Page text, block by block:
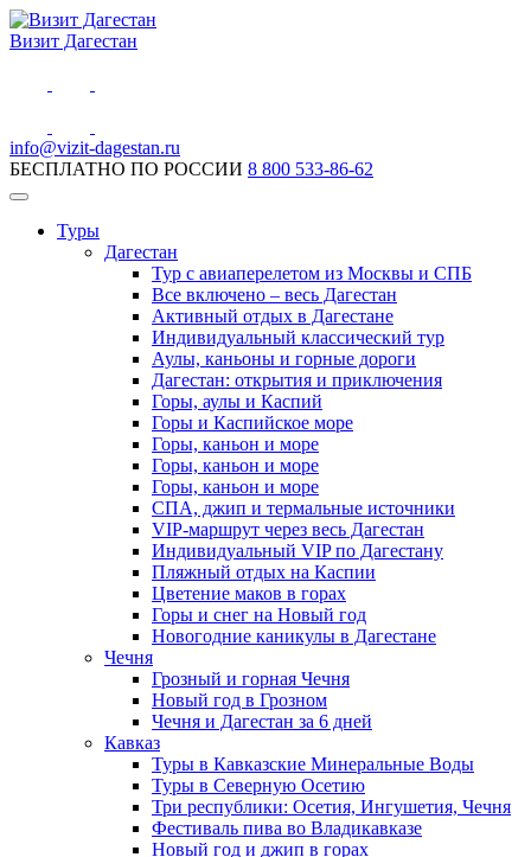
Визит Дагестан
info@vizit-dagestan.ru
БЕСПЛАТНО ПО РОССИИ 8 800 533-86-62
Туры
Дагестан
Тур с авиаперелетом из Москвы и СПБ
Все включено – весь Дагестан
Активный отдых в Дагестане
Индивидуальный классический тур
Аулы, каньоны и горные дороги
Дагестан: открытия и приключения
Горы, аулы и Каспий
Горы и Каспийское море
Горы, каньон и море
Горы, каньон и море
Горы, каньон и море
СПА, джип и термальные источники
VIP-маршрут через весь Дагестан
Индивидуальный VIP по Дагестану
Пляжный отдых на Каспии
Цветение маков в горах
Горы и снег на Новый год
Новогодние каникулы в Дагестане
Чечня
Грозный и горная Чечня
Новый год в Грозном
Чечня и Дагестан за 6 дней
Кавказ
Туры в Кавказские Минеральные Воды
Туры в Северную Осетию
Три республики: Осетия, Ингушетия, Чечня
Фестиваль пива во Владикавказе
Новый год и джип в горах